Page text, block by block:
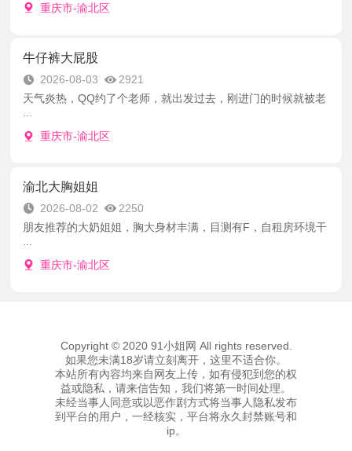
重庆市-渝北区
牛仔裤大屁股
2026-08-03
2921
天气炎热，QQ约了个老师，就出发过去，刚进门的时候就被老
...
重庆市-渝北区
渝北大胸姐姐
2026-08-02
2250
朋友推荐的大奶姐姐，胸大身材丰满，目测有F，自租房环境干
重庆市-渝北区
Copyright © 2020 91小姐网 All rights reserved.
如果您未满18岁请立刻离开，这里不适合你。
本站所有內容均来自网友上传，如有侵犯到您的权
益或隐私，请来信告知，我们将第一时间处理。
未经当事人同意或以恶作剧方式将当事人隐私发布
到平台的用户，一经核实，平台将永久封禁账号和
ip。